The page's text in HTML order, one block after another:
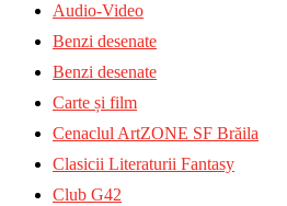
Audio-Video
Benzi desenate
Benzi desenate
Carte și film
Cenaclul ArtZONE SF Brăila
Clasicii Literaturii Fantasy
Club G42